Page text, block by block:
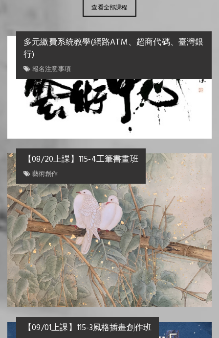
查看全部課程
多元繳費系統教學(網路ATM、超商代碼、臺灣銀
行)
報名注意事項
【08/20上課】115-4工筆書畫班
藝術創作
【09/01上課】115-3風格插畫創作班